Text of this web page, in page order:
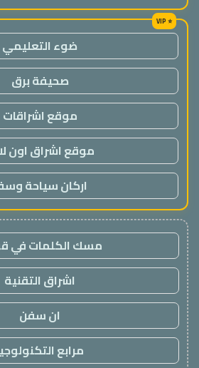
ضوء التعليمي
صحيفة برق
موقع اشراقات
موقع اشراق اون
اركان سياحة
مسك الكلمات في
اشراق التقنية
ان سفن
مرابع